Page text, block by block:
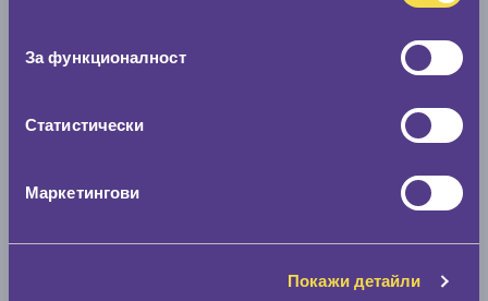
За функционалност
Статистически
Маркетингови
Покажи детайли